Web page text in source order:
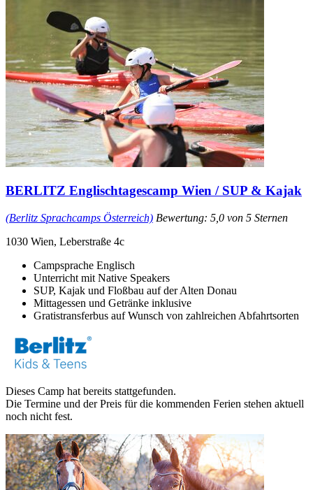
BERLITZ Englischtagescamp Wien / SUP & Kajak
(Berlitz Sprachcamps Österreich) Bewertung: 5,0 von 5 Sternen
1030 Wien, Leberstraße 4c
Campsprache Englisch
Unterricht mit Native Speakers
SUP, Kajak und Floßbau auf der Alten Donau
Mittagessen und Getränke inklusive
Gratistransferbus auf Wunsch von zahlreichen Abfahrtsorten
Dieses Camp hat bereits stattgefunden.
Die Termine und der Preis für die kommenden Ferien stehen aktuell
noch nicht fest.